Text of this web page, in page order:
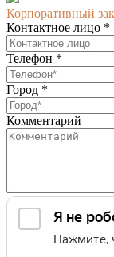
Корпоративный
Контактное лицо *
Телефон *
Город *
Комментарий